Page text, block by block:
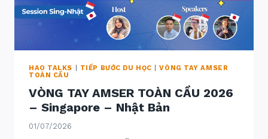
HAO TALKS TIẾP BƯỚC DU HỌC |VÒNG TAY AMSER
TOÀN CẦU
VÒNG TAY AMSER TOÀN CẦU 2026
– Singapore – Nhật Bản
01/07/2026